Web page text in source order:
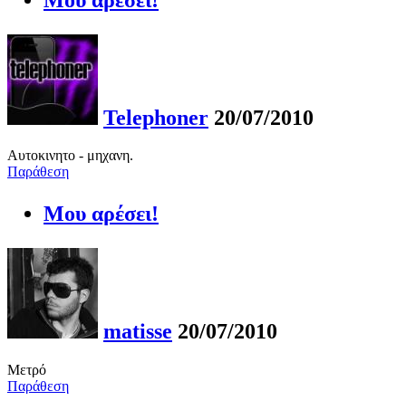
Telephoner 20/07/2010
Αυτοκινητο - μηχανη.
Παράθεση
Μου αρέσει!
matisse 20/07/2010
Μετρό
Παράθεση